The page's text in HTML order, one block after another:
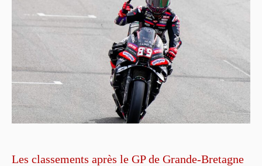
Les classements après le GP de Grande-Bretagne